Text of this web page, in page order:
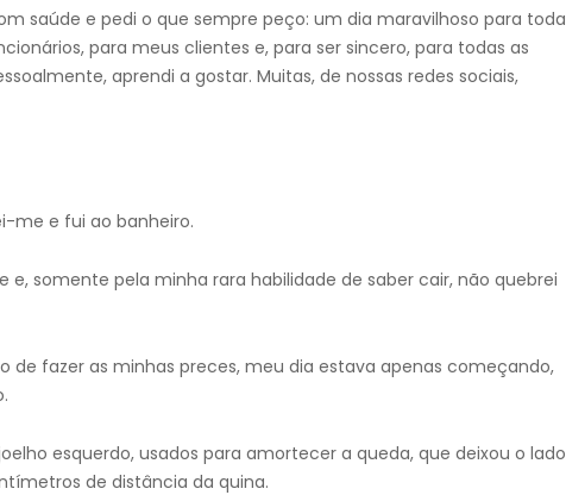
saúde e pedi o que sempre peço: um dia maravilhoso para toda
para meus clientes e, para ser sincero, para todas as
aprendi a gostar. Muitas, de nossas redes sociais,
me e fui ao banheiro.
somente pela minha rara habilidade de saber cair, não quebrei
de fazer as minhas preces, meu dia estava apenas começando,
esquerdo, usados para amortecer a queda, que deixou o lado
de distância da quina.